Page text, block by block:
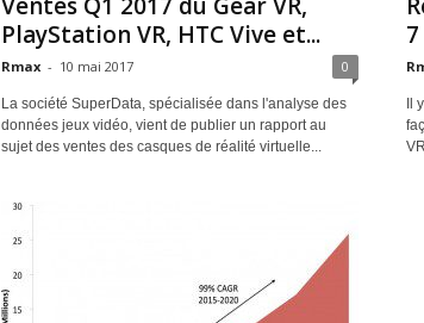
PlayStation VR, HTC Vive et...
Rmax - 10 mai 2017 0
La société SuperData, spécialisée dans l'analyse des
données jeux vidéo, vient de publier un rapport au
sujet des ventes des casques de réalité virtuelle...
Il